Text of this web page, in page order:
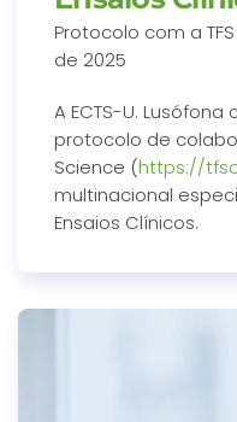
Protocolo com a
de 2025
A ECTS-U.
protocolo de
Science (https://
multinacional
Ensaios Clínicos.